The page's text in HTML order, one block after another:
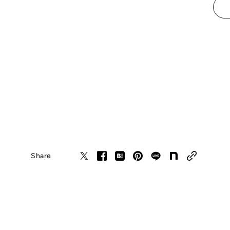
Share